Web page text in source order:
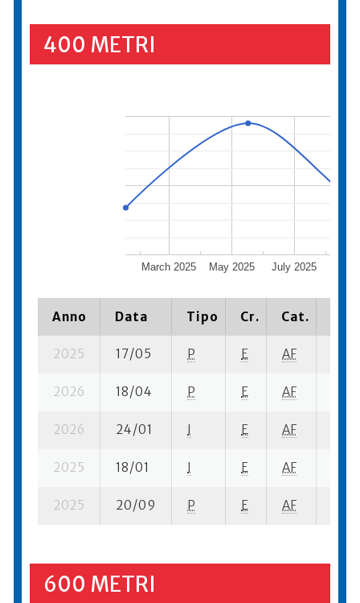
400 METRI
March 2025 May 2025 July 2025
Anno Data Tipo Cr. Cat.
2025 17/05 P E AF
2026 18/04 P E AF
2026 24/01 I E AF
2025 18/01 I E AF
2025 20/09 P E AF
600 METRI